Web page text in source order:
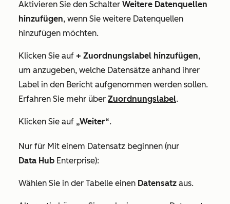
Aktivieren Sie den Schalter Weitere Datenquellen
hinzufügen, wenn Sie weitere Datenquellen
hinzufügen möchten.
Klicken Sie auf + Zuordnungslabel hinzufügen,
um anzugeben, welche Datensätze anhand ihrer
Label in den Bericht aufgenommen werden sollen.
Erfahren Sie mehr über Zuordnungslabel.
Klicken Sie auf „Weiter“.
Nur für Mit einem Datensatz beginnen (nur
Data Hub Enterprise):
Wählen Sie in der Tabelle einen Datensatz aus.